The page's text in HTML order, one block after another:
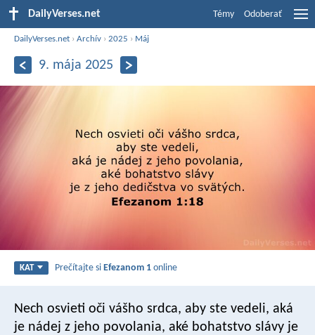
DailyVerses.net Témy Odoberať
DailyVerses.net ›Archív ›2025 › Máj
9. mája 2025
KAT Prečítajte siEfezanom 1 online
Nech osvieti oči vášho srdca, aby ste vedeli, aká
je nádej z jeho povolania, aké bohatstvo slávy je